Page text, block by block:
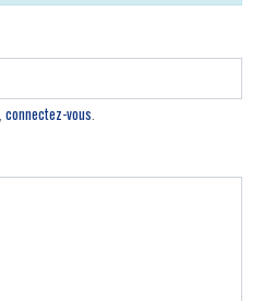
connectez-vous